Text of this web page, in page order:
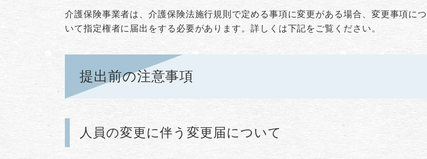
介護保険事業者は、介護保険法施行規則で定める事項に変更がある場合、変更事項につ
いて指定権者に届出をする必要があります。詳しくは下記をご覧ください。
提出前の注意事項
人員の変更に伴う変更届について